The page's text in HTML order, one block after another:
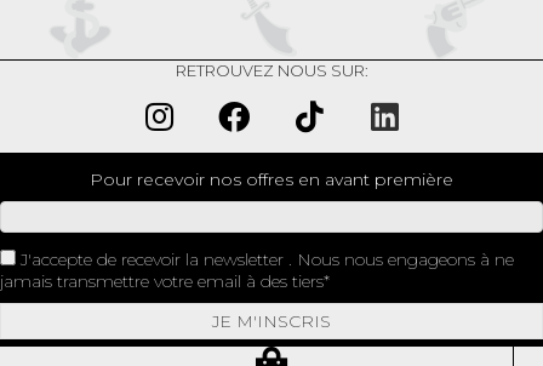
RETROUVEZ NOUS SUR:
Pour recevoir nos offres en avant première
J'accepte de recevoir la newsletter . Nous nous engageons à ne
jamais transmettre votre email à des tiers
JE M'INSCRIS